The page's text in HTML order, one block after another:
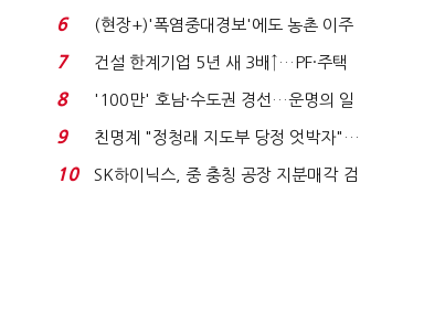
적발…공정위, 과...
6
(현장+)'폭염중대경보'에도 농촌 이주
노동자는 강행군…'야...
7
건설 한계기업 5년 새 3배↑…PF·주택
침체에 재무 ...
8
'100만' 호남·수도권 경선…운명의 일
주일
9
친명계 "정청래 지도부 당정 엇박자"…
친청계 "신천지 오...
10
SK하이닉스, 중 충칭 공장 지분매각 검